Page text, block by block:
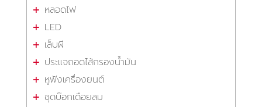
หลอดไฟ
LED
เล็บผี
ประแจถอดไส้กรองน้ำมัน
หูฟังเครื่องยนต์
ชุดบ๊อกเดือยลม